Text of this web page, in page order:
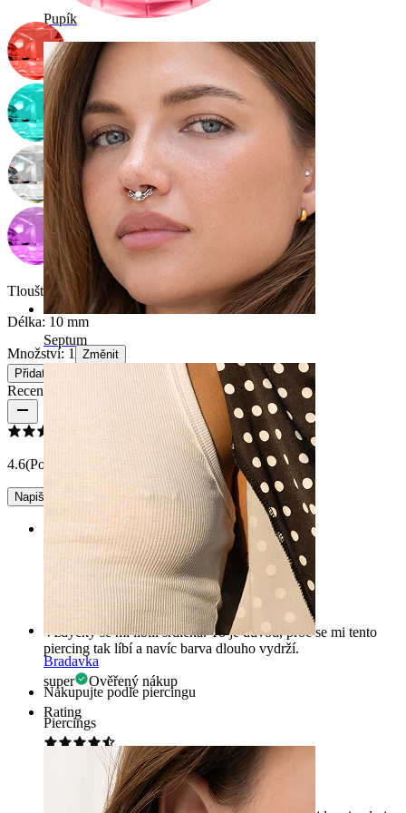
Pupík
Septum
Bradavka
Nakupujte podle piercingu
Piercings
Tloušťka závitu:
1,6 mm
Délka: 10 mm
Množství: 1
Změnit
Přidat do košíku
Recenze produktu
4.6(Počet recenzí: 12)
Napište recenzi
Rating
Miluji ho
Vždycky se mi líbili srdíčka. To je důvod, proč se mi tento
piercing tak líbí a navíc barva dlouho vydrží.
super
Ověřený nákup
Rating